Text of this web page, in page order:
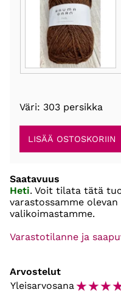
Väri: 303 persikka
Saatavuus
Heti. Voit tilata tätä
varastossamme
valikoimastamme.
Varastotilanne ja
Arvostelut
Yleisarvosana☆☆☆